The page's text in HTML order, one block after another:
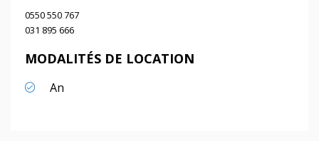
0550 550 767
031 895 666
MODALITÉS DE LOCATION
An